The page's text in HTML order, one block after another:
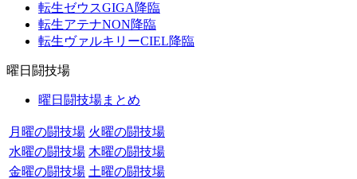
転生ゼウスGIGA降臨
転生アテナNON降臨
転生ヴァルキリーCIEL降臨
曜日闘技場
曜日闘技場まとめ
月曜の闘技場 火曜の闘技場
水曜の闘技場 木曜の闘技場
金曜の闘技場 土曜の闘技場